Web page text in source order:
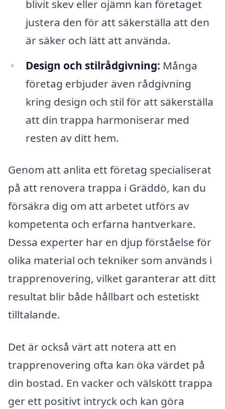
blivit skev eller ojämn kan företaget
justera den för att säkerställa att den
är säker och lätt att använda.
Design och stilrådgivning: Många
företag erbjuder även rådgivning
kring design och stil för att säkerställa
att din trappa harmoniserar med
resten av ditt hem.
Genom att anlita ett företag specialiserat
på att renovera trappa i Gräddö, kan du
försäkra dig om att arbetet utförs av
kompetenta och erfarna hantverkare.
Dessa experter har en djup förståelse för
olika material och tekniker som används i
trapprenovering, vilket garanterar att ditt
resultat blir både hållbart och estetiskt
tilltalande.
Det är också värt att notera att en
trapprenovering ofta kan öka värdet på
din bostad. En vacker och välskött trappa
ger ett positivt intryck och kan göra